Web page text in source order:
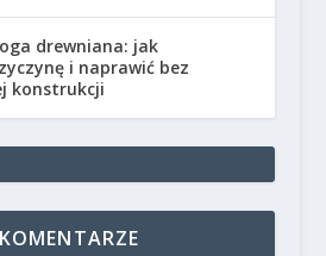
drewniana: jak
i naprawić bez
konstrukcji